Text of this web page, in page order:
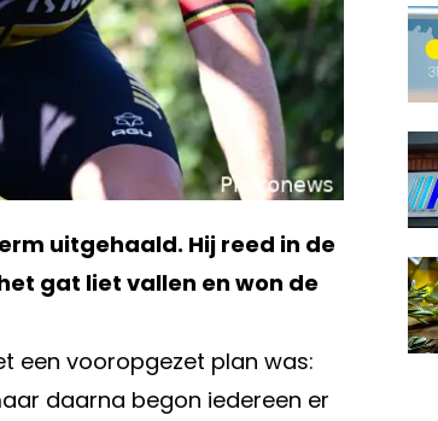
uitgehaald. Hij reed in de
gat liet vallen en won de
een vooropgezet plan was:
daarna begon iedereen er